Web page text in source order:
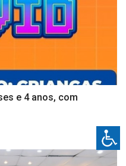
e 4 anos, com